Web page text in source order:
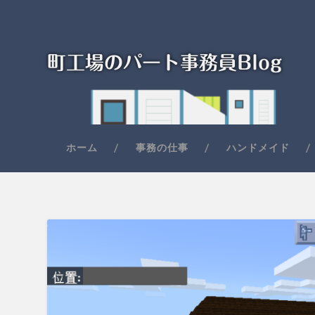
町工場のパート事務員Blog
ホーム 事務の仕事 ハンドメイド